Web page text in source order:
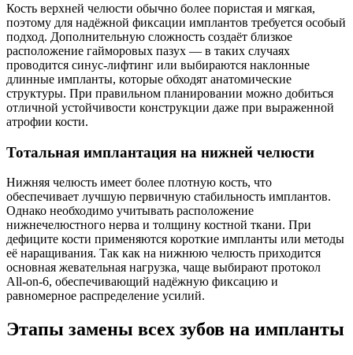
Кость верхней челюсти обычно более пористая и мягкая,
поэтому для надёжной фиксации имплантов требуется особый
подход. Дополнительную сложность создаёт близкое
расположение гайморовых пазух — в таких случаях
проводится синус‑лифтинг или выбираются наклонные
длинные импланты, которые обходят анатомические
структуры. При правильном планировании можно добиться
отличной устойчивости конструкции даже при выраженной
атрофии кости.
Тотальная имплантация на нижней челюсти
Нижняя челюсть имеет более плотную кость, что
обеспечивает лучшую первичную стабильность имплантов.
Однако необходимо учитывать расположение
нижнечелюстного нерва и толщину костной ткани. При
дефиците кости применяются короткие импланты или методы
её наращивания. Так как на нижнюю челюсть приходится
основная жевательная нагрузка, чаще выбирают протокол
All‑on‑6, обеспечивающий надёжную фиксацию и
равномерное распределение усилий.
Этапы замены всех зубов на импланты